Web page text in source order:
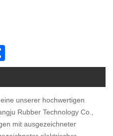
unserer hochwertigen
Rubber Technology Co.,
mit ausgezeichneter